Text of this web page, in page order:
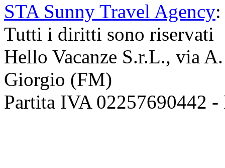
STA Sunny Travel Agency
Tutti i diritti sono riservati
Hello Vacanze S.r.L., via
Giorgio (FM)
Partita IVA 02257690442